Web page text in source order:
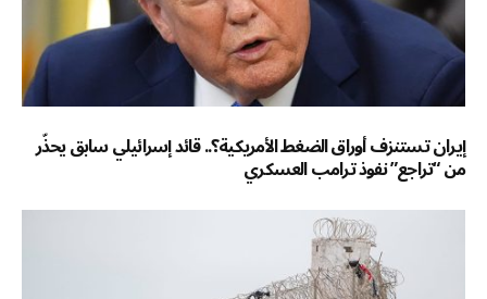
إيران تستنزف أوراق الضغط الأمريكية؟.. قائد إسرائيلي سابق يحذّر
من “تراجع” نفوذ ترامب العسكري